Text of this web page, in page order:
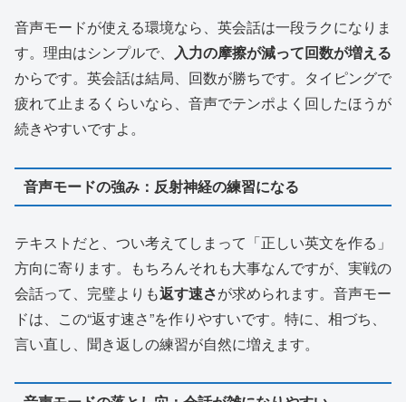
音声モードが使える環境なら、英会話は一段ラクになりま
す。理由はシンプルで、 入力の摩擦が減って回数が増える
からです。英会話は結局、回数が勝ちです。タイピングで
疲れて止まるくらいなら、音声でテンポよく回したほうが
続きやすいですよ。
音声モードの強み：反射神経の練習になる
テキストだと、つい考えてしまって「正しい英文を作る」
方向に寄ります。もちろんそれも大事なんですが、実戦の
会話って、完璧よりも返す速さが求められます。音声モー
ドは、この“返す速さ”を作りやすいです。特に、相づち、
言い直し、聞き返しの練習が自然に増えます。